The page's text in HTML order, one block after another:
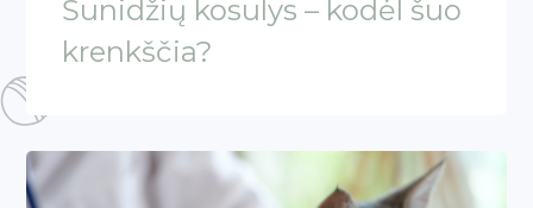
Šunidžių kosulys – kodėl šuo
krenkščia?